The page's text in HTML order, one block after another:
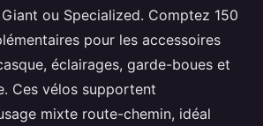
ou Specialized. Comptez 150
pour les accessoires
éclairages, garde-boues et
Ces vélos supportent
mixte route-chemin, idéal